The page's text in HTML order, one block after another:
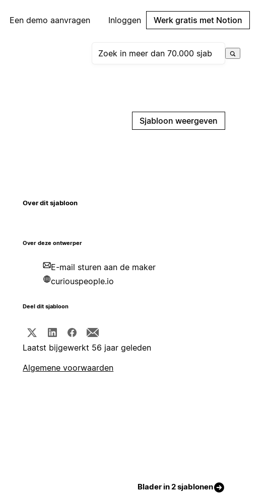
Een demo aanvragen Inloggen Werk gratis met Notion
Sjabloon weergeven
Over dit sjabloon
Over deze ontwerper
E-mail sturen aan de maker
curiouspeople.io
Deel dit sjabloon
Laatst bijgewerkt 56 jaar geleden
Algemene voorwaarden
Blader in 2 sjablonen